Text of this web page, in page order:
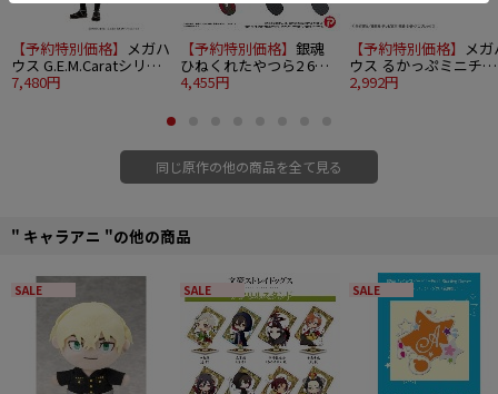
【予約特別価格】 メガハ
ウス G.E.M.Caratシリー
ズ 銀魂 坂田銀時Ver.攘
7,480円
【予約特別価格】 銀魂
ひねくれたやつら2 6個
入り1BOX
4,455円
【予約特別価格】 メガ
ウス るかっぷミニチュ
アコレクション 銀魂 4
2,992円
同じ原作の他の商品を全て見る
" キャラアニ "の他の商品
SALE SALE SALE